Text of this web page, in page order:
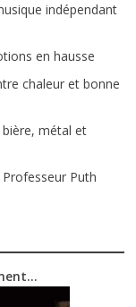
indépendant
en hausse
chaleur et bonne
métal et
Professeur Puth